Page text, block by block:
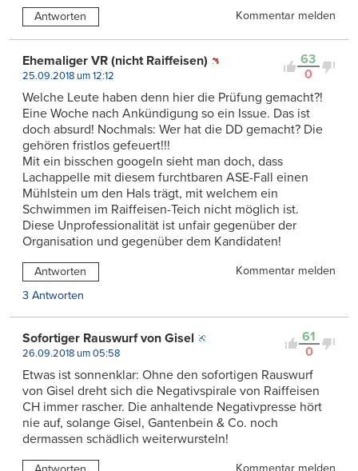
Antworten Kommentar melden
63
0
Ehemaliger VR (nicht Raiffeisen)
25.09.2018 um 12:12
Welche Leute haben denn hier die Prüfung gemacht?!
Eine Woche nach Ankündigung so ein Issue. Das ist
doch absurd! Nochmals: Wer hat die DD gemacht? Die
gehören fristlos gefeuert!!!
Mit ein bisschen googeln sieht man doch, dass
Lachappelle mit diesem furchtbaren ASE-Fall einen
Mühlstein um den Hals trägt, mit welchem ein
Schwimmen im Raiffeisen-Teich nicht möglich ist.
Diese Unprofessionalität ist unfair gegenüber der
Organisation und gegenüber dem Kandidaten!
Antworten
Kommentar melden
3 Antworten
61
0
Sofortiger Rauswurf von Gisel
26.09.2018 um 05:58
Etwas ist sonnenklar: Ohne den sofortigen Rauswurf
von Gisel dreht sich die Negativspirale von Raiffeisen
CH immer rascher. Die anhaltende Negativpresse hört
nie auf, solange Gisel, Gantenbein & Co. noch
dermassen schädlich weiterwursteln!
Kommentar melden